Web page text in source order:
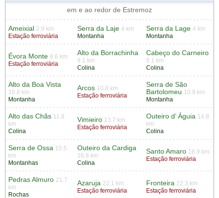
em e ao redor de Estremoz
Ameixial 2.9 km
Estação ferroviária
Serra da Laje 4 km
Montanha
Serra da Lage 4 km
Montanha
Évora Monte 8.6 km
Estação ferroviária
Alto da Borrachinha
9.1 km
Colina
Cabeço do Carneiro
9.1 km
Colina
Alto da Boa Vista
10.8 km
Montanha
Arcos 10.8 km
Estação ferroviária
Serra de São
Bartolomeu 10.9 km
Montanha
Alto das Chãs 11.8
km
Colina
Vimieiro 13.7 km
Estação ferroviária
Outeiro d’ Águia 14.8
km
Colina
Serra de Ossa 15.5
km
Montanhas
Outeiro da Cardiga
16.8 km
Colina
Santo Amaro 16.9 km
Estação ferroviária
Pedras Almuro 21.7
km
Rochas
Azaruja 22.1 km
Estação ferroviária
Fronteira 22.3 km
Estação ferroviária